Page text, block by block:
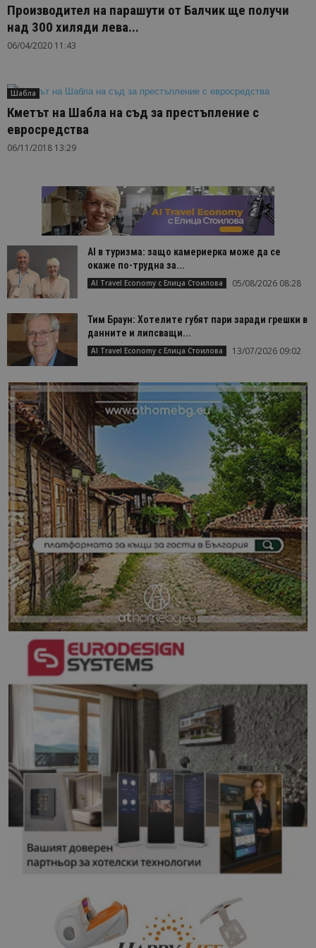
Производител на парашути от Балчик ще получи
над 300 хиляди лева...
06/04/2020 11:43
Шабла
Кметът на Шабла на съд за престъпление с
евросредства
06/11/2018 13:29
AI в туризма: защо камериерка може да се
окаже по-трудна за...
AI Travel Economy с Елица Стоилова 05/08/2026 08:28
Тим Браун: Хотелите губят пари заради грешки в
данните и липсващи...
AI Travel Economy с Елица Стоилова 13/07/2026 09:02